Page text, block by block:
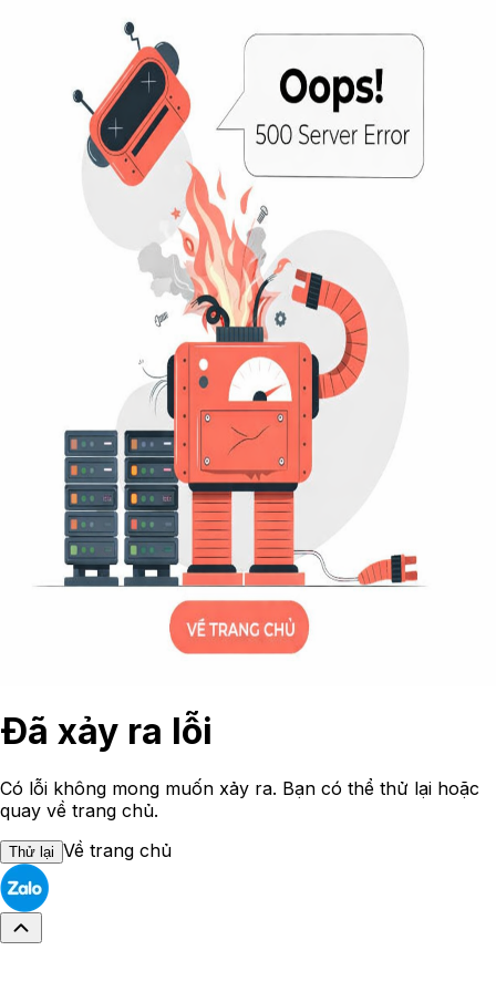
Đã xảy ra lỗi
Có lỗi không mong muốn xảy ra. Bạn có thể thử lại hoặc
quay về trang chủ.
Thử lại Về trang chủ